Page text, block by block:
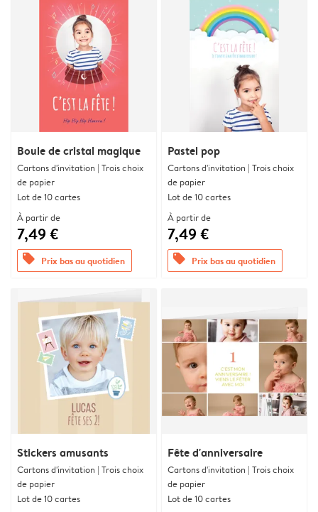
Boule de cristal magique
Cartons d'invitation | Trois choix
de papier
Lot de 10 cartes
À partir de
7,49 €
offers Prix bas au quotidien
Pastel pop
Cartons d'invitation | Trois choix
de papier
Lot de 10 cartes
À partir de
7,49 €
offers Prix bas au quotidien
Stickers amusants
Cartons d'invitation | Trois choix
de papier
Lot de 10 cartes
Fête d'anniversaire
Cartons d'invitation | Trois choix
de papier
Lot de 10 cartes